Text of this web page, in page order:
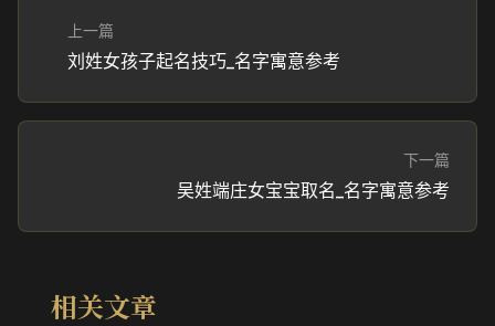
上一篇
刘姓女孩子起名技巧_名字寓意参考
下一篇
吴姓端庄女宝宝取名_名字寓意参考
相关文章